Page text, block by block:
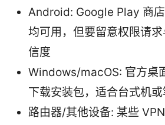
Android: Google Play 商
均可用，但要留意权限请
信度
Windows/macOS: 官方桌
下载安装包，适合台式机
路由器/其他设备: 某些